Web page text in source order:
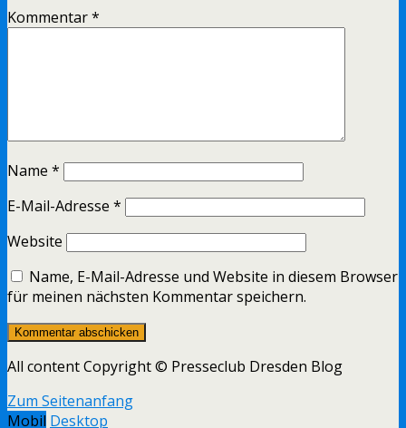
Kommentar*
Name *
E-Mail-Adresse *
Website
Name, E-Mail-Adresse und Website in diesem Browser
für meinen nächsten Kommentar speichern.
All content Copyright © Presseclub Dresden Blog
Zum Seitenanfang
Mobil Desktop